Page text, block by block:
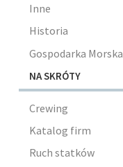
Inne
Historia
Gospodarka Morska
NA SKRÓTY
Crewing
Katalog firm
Ruch statków